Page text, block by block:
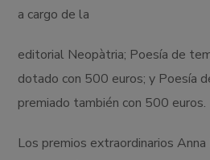
a cargo de la
editorial Neopàtria; Poesía de
dotado con 500 euros; y Poesía
premiado también con 500 euros.
Los premios extraordinarios